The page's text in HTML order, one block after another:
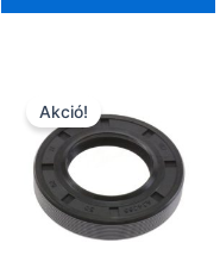
Akció!